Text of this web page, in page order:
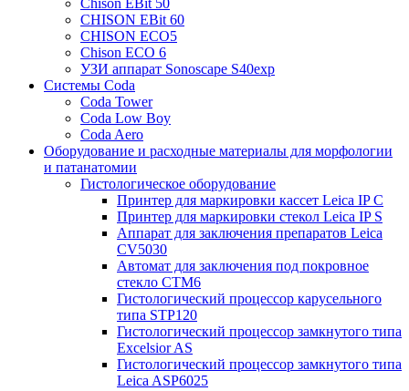
Chison EBit 50
CHISON EBit 60
CHISON ECO5
Chison ECO 6
УЗИ аппарат Sonoscape S40exp
Системы Coda
Coda Tower
Coda Low Boy
Coda Aero
Оборудование и расходные материалы для морфологии
и патанатомии
Гистологическое оборудование
Принтер для маркировки кассет Leica IP C
Принтер для маркировки стекол Leica IP S
Аппарат для заключения препаратов Leica
CV5030
Автомат для заключения под покровное
стекло CTM6
Гистологический процессор карусельного
типа STP120
Гистологический процессор замкнутого типа
Excelsior AS
Гистологический процессор замкнутого типа
Leica ASP6025